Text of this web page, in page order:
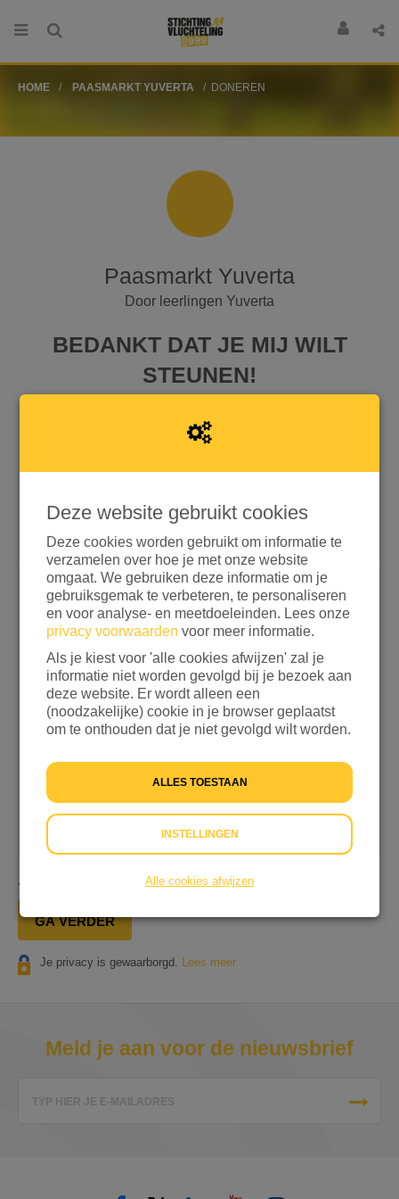
HOME PAASMARKT YUVERTA DONEREN
Paasmarkt Yuverta
Door leerlingen Yuverta
BEDANKT DAT JE MIJ WILT
STEUNEN!
Doneren met aanvullende opties
Kies een bedrag
€ 15 € 25 € 50 € 100
ANDERS
Ik wil bijdragen aan de transactiekosten en betaal
€ 0,25 extra
Voorwaarden
Privacyverklaringvan toepassing.
Je gaat in totaal € 0,25afrekenen.
GA VERDER
Je privacy is gewaarborgd. Lees meer
Meld je aan voor de nieuwsbrief
TYP HIER JE E-MAILADRES
Deze website gebruikt cookies
Deze cookies worden gebruikt om informatie te
verzamelen over hoe je met onze website
omgaat. We gebruiken deze informatie om je
gebruiksgemak te verbeteren, te personaliseren
en voor analyse- en meetdoeleinden. Lees onze
privacy voorwaarden voor meer informatie.
Als je kiest voor 'alle cookies afwijzen' zal je
informatie niet worden gevolgd bij je bezoek aan
deze website. Er wordt alleen een
(noodzakelijke) cookie in je browser geplaatst
om te onthouden dat je niet gevolgd wilt worden.
ALLES TOESTAAN
INSTELLINGEN
Alle cookies afwijzen